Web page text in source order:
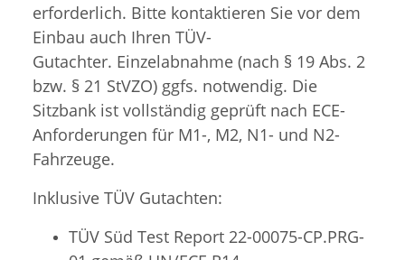
erforderlich. Bitte kontaktieren Sie vor dem
Einbau auch Ihren TÜV-
Gutachter. Einzelabnahme (nach § 19 Abs. 2
bzw. § 21 StVZO) ggfs. notwendig. Die
Sitzbank ist vollständig geprüft nach ECE-
Anforderungen für M1-, M2, N1- und N2-
Fahrzeuge.
Inklusive TÜV Gutachten:
TÜV Süd Test Report 22-00075-CP.PRG-